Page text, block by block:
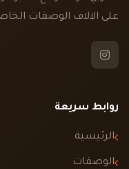
على الالاف الوصفات
روابط سريعة
الرئيسية
الوصفات